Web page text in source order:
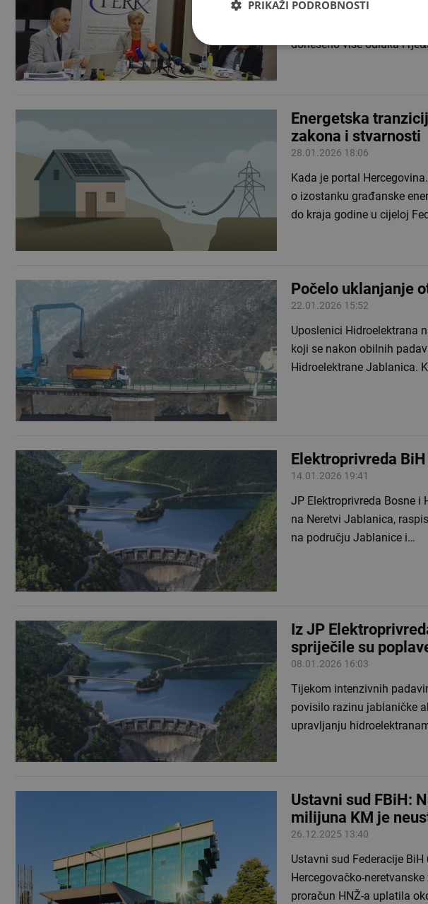
Regulatorna komisija za
doneseno više odluka i
Energetska
zakona i stvarnosti
28.01.2026 18:06
Kada je portal
o izostanku građanske
do kraja godine u cijeloj
Počelo uklanjanje
22.01.2026 15:52
Uposlenici Hidroelektrana
koji se nakon obilnih
Hidroelektrane Jablanica.
Elektroprivreda
14.01.2026 19:41
JP Elektroprivreda Bosne i
na Neretvi Jablanica,
na području Jablanice i…
Iz JP
spriječile su
08.01.2026 16:03
Tijekom intenzivnih
povisilo razinu jablaničke
upravljanju
Ustavni sud FBiH:
milijuna KM je
26.12.2025 13:40
Ustavni sud Federacije
Hercegovačko-
proračun HNŽ-a uplatila
PRIKAŽI PODROBNOSTI